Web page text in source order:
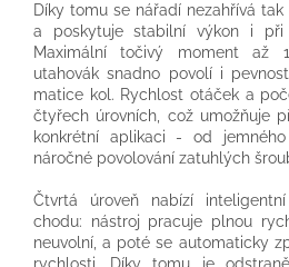
Díky tomu se nářadí nezahřívá
a poskytuje stabilní výkon i při
Maximální točivý moment až
utahovák snadno povolí i
matice kol. Rychlost otáček a
čtyřech úrovních, což umožňuje
konkrétní aplikaci - od
náročné povolování zatuhlých
Čtvrtá úroveň nabízí
chodu: nástroj pracuje plnou
neuvolní, a poté se automaticky